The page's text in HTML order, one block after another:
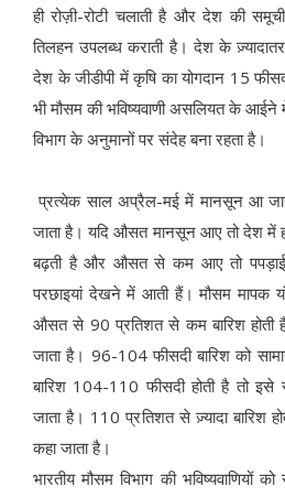
ही रोज़ी-रोटी चलाती है और देश की
तिलहन उपलब्ध कराती है। देश के
देश के जीडीपी में कृषि का योगदान 15
भी मौसम की भविष्यवाणी असलियत के आईने
विभाग के अनुमानों पर संदेह बना रहता है।
प्रत्येक साल अप्रैल-मई में मानसून आ
जाता है। यदि औसत मानसून आए तो देश में
बढ़ती है और औसत से कम आए तो
परछाइयां देखने में आती हैं। मौसम मापक
औसत से 90 प्रतिशत से कम बारिश होती
जाता है। 96-104 फीसदी बारिश को
बारिश 104-110 फीसदी होती है तो इसे
जाता है। 110 प्रतिशत से ज़्यादा बारिश
कहा जाता है।
भारतीय मौसम विभाग की भविष्यवाणियों